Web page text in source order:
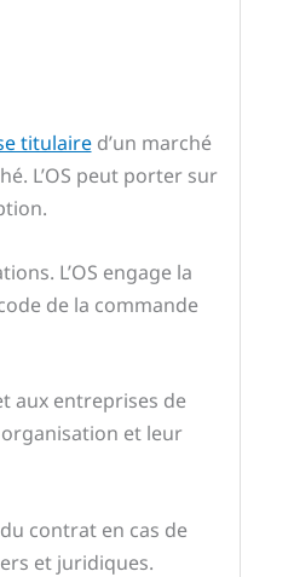
titulaired’un marché
L’OS peut porter sur
L’OS engage la
de la commande
aux entreprises de
et leur
contrat en cas de
et juridiques.